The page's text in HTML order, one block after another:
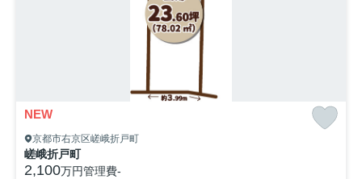
NEW
京都市右京区嵯峨折戸町
嵯峨折戸町
2,100万円管理費-